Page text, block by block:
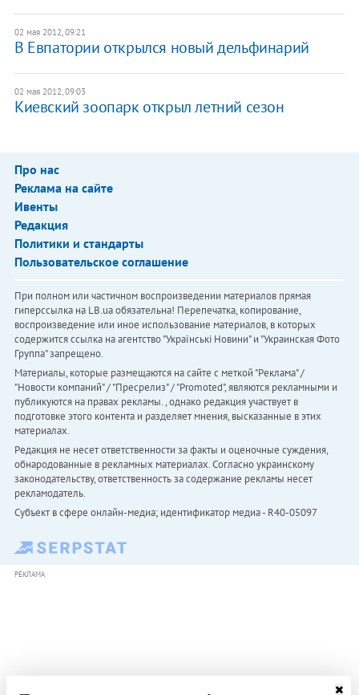
02 мая 2012, 09:21
В Евпатории открылся новый дельфинарий
02 мая 2012, 09:03
Киевский зоопарк открыл летний сезон
Про нас
Реклама на сайте
Ивенты
Редакция
Политики и стандарты
Пользовательское соглашение
При полном или частичном воспроизведении материалов прямая
гиперссылка на LB.ua обязательна! Перепечатка, копирование,
воспроизведение или иное использование материалов, в которых
содержится ссылка на агентство "Українськi Новини" и "Украинская Фото
Группа" запрещено.
Материалы, которые размещаются на сайте с меткой "Реклама" /
"Новости компаний" / "Пресрелиз" / "Promoted", являются рекламными и
публикуются на правах рекламы. , однако редакция участвует в
подготовке этого контента и разделяет мнения, высказанные в этих
материалах.
Редакция не несет ответственности за факты и оценочные суждения,
обнародованные в рекламных материалах. Согласно украинскому
законодательству, ответственность за содержание рекламы несет
рекламодатель.
Субъект в сфере онлайн-медиа; идентификатор медиа - R40-05097
РЕКЛАМА